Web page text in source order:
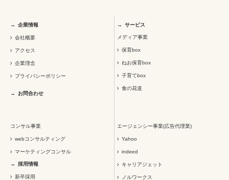
企業情報
会社概要
アクセス
企業理念
プライバシーポリシー
お問合わせ
サービス
メディア事業
保育box
ねお保育box
子育てbox
食の花道
コンサル事業
webコンサルティング
マーケティングコンサル
エージェンシー事業(広告代理業)
Yahoo
indeed
キャリアジェット
ノルワークス
採用情報
新卒採用